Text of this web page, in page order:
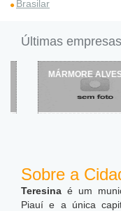
Brasilar
Últimas
MÁRMORE ALVES
Sobre a
Teresina é um
Piauí e a única